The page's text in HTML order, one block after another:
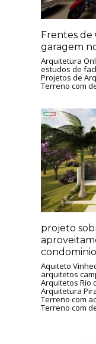
Frentes de
garagem
Arquitetura
estudos de
Projetos de
Terreno com
projeto
Aquiteto
arquitetos
Arquitetos Rio
Arquitetura
Terreno com
Terreno com